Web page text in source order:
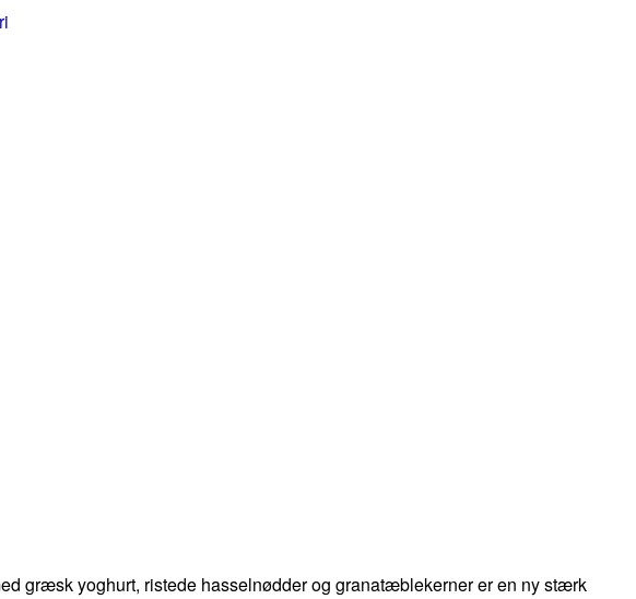
græsk yoghurt, ristede hasselnødder og granatæblekerner er en ny stærk